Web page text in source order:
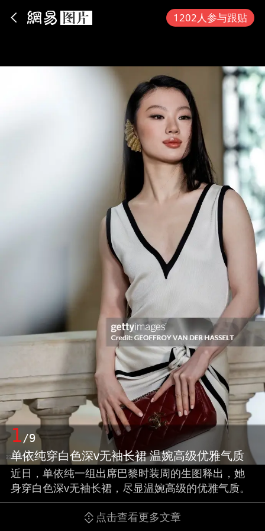
1202人参与跟贴
1/9
单依纯穿白色深v无袖长裙 温婉高级优雅气质
近日，单依纯一组出席巴黎时装周的生图释出，她
身穿白色深v无袖长裙，尽显温婉高级的优雅气质。
点击查看更多文章